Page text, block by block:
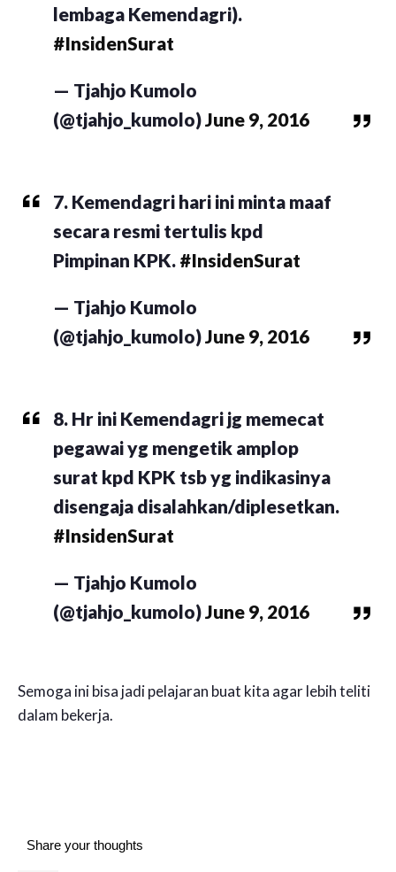
lembaga Kemendagri).
#InsidenSurat
— Tjahjo Kumolo
(@tjahjo_kumolo)June 9, 2016
7. Kemendagri hari ini minta maaf
secara resmi tertulis kpd
Pimpinan KPK. #InsidenSurat
— Tjahjo Kumolo
(@tjahjo_kumolo)June 9, 2016
8. Hr ini Kemendagri jg memecat
pegawai yg mengetik amplop
surat kpd KPK tsb yg indikasinya
disengaja disalahkan/diplesetkan.
#InsidenSurat
— Tjahjo Kumolo
(@tjahjo_kumolo)June 9, 2016
Semoga ini bisa jadi pelajaran buat kita agar lebih teliti
dalam bekerja.
Share your thoughts